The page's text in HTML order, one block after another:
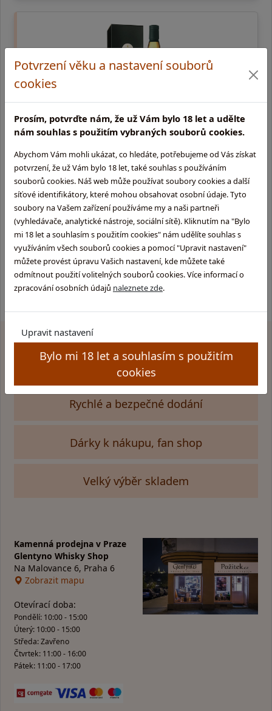
Potvrzení věku a nastavení souborů
cookies
Prosím, potvrďte nám, že už Vám bylo 18 let a udělte
nám souhlas s použitím vybraných souborů cookies.
Abychom Vám mohli ukázat, co hledáte, potřebujeme od Vás získat
potvrzení, že už Vám bylo 18 let, také souhlas s používáním
souborů cookies. Náš web může používat soubory cookies a další
síťové identifikátory, které mohou obsahovat osobní údaje. Tyto
soubory na Vašem zařízení používáme my a naši partneři
(vyhledávače, analytické nástroje, sociální sítě). Kliknutím na "Bylo
mi 18 let a souhlasím s použitím cookies" nám udělíte souhlas s
využíváním všech souborů cookies a pomocí "Upravit nastavení"
můžete provést úpravu Vašich nastavení, kde můžete také
odmítnout použití volitelných souborů cookies. Více informací o
zpracování osobních údajů naleznete zde.
Upravit nastavení
Bylo mi 18 let a souhlasím s použitím
cookies
0,7l, 43% single malt | Hodnocení whisky podle výrobce
Aroma: Intenzivní rašelinný kouř s jódem a mořskými řasami a
hlubokou sladkostí. Chuť: bohatá sladkost sušeného ov …
2 759,-
skladem na prodejně
Pročnakupovat u nás ?
Rychlé a bezpečné dodání
Dárky k nákupu, fan shop
Velký výběr skladem
Kamenná prodejna v Praze
Glentyno Whisky Shop
Na Malovance 6, Praha 6
Zobrazit mapu
Otevírací doba:
Pondělí: 10:00 - 15:00
Úterý: 10:00 - 15:00
Středa: Zavřeno
Čtvrtek: 11:00 - 16:00
Pátek: 11:00 - 17:00